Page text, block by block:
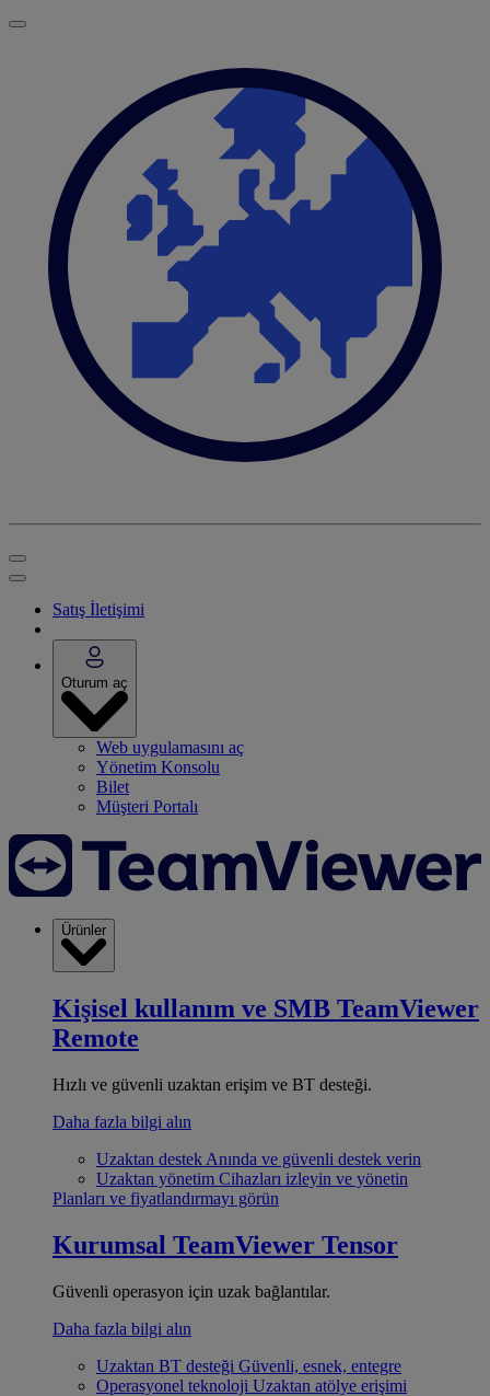
Satış İletişimi
Oturum aç
Web uygulamasını aç
Yönetim Konsolu
Bilet
Müşteri Portalı
Ürünler
Kişisel kullanım ve SMB TeamViewer
Remote
Hızlı ve güvenli uzaktan erişim ve BT desteği.
Daha fazla bilgi alın
Uzaktan destek Anında ve güvenli destek verin
Uzaktan yönetim Cihazları izleyin ve yönetin
Planları ve fiyatlandırmayı görün
Kurumsal TeamViewer Tensor
Güvenli operasyon için uzak bağlantılar.
Daha fazla bilgi alın
Uzaktan BT desteği Güvenli, esnek, entegre
Operasyonel teknoloji Uzaktan atölye erişimi